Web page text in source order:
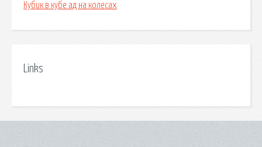
Кубик в кубе ад на колесах
Links